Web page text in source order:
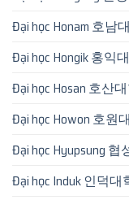
Đại học Honam 호남
Đại học Hongik 홍익
Đại học Hosan 호산
Đại học Howon 호원
Đại học Hyupsung 협
Đại học Induk 인덕대